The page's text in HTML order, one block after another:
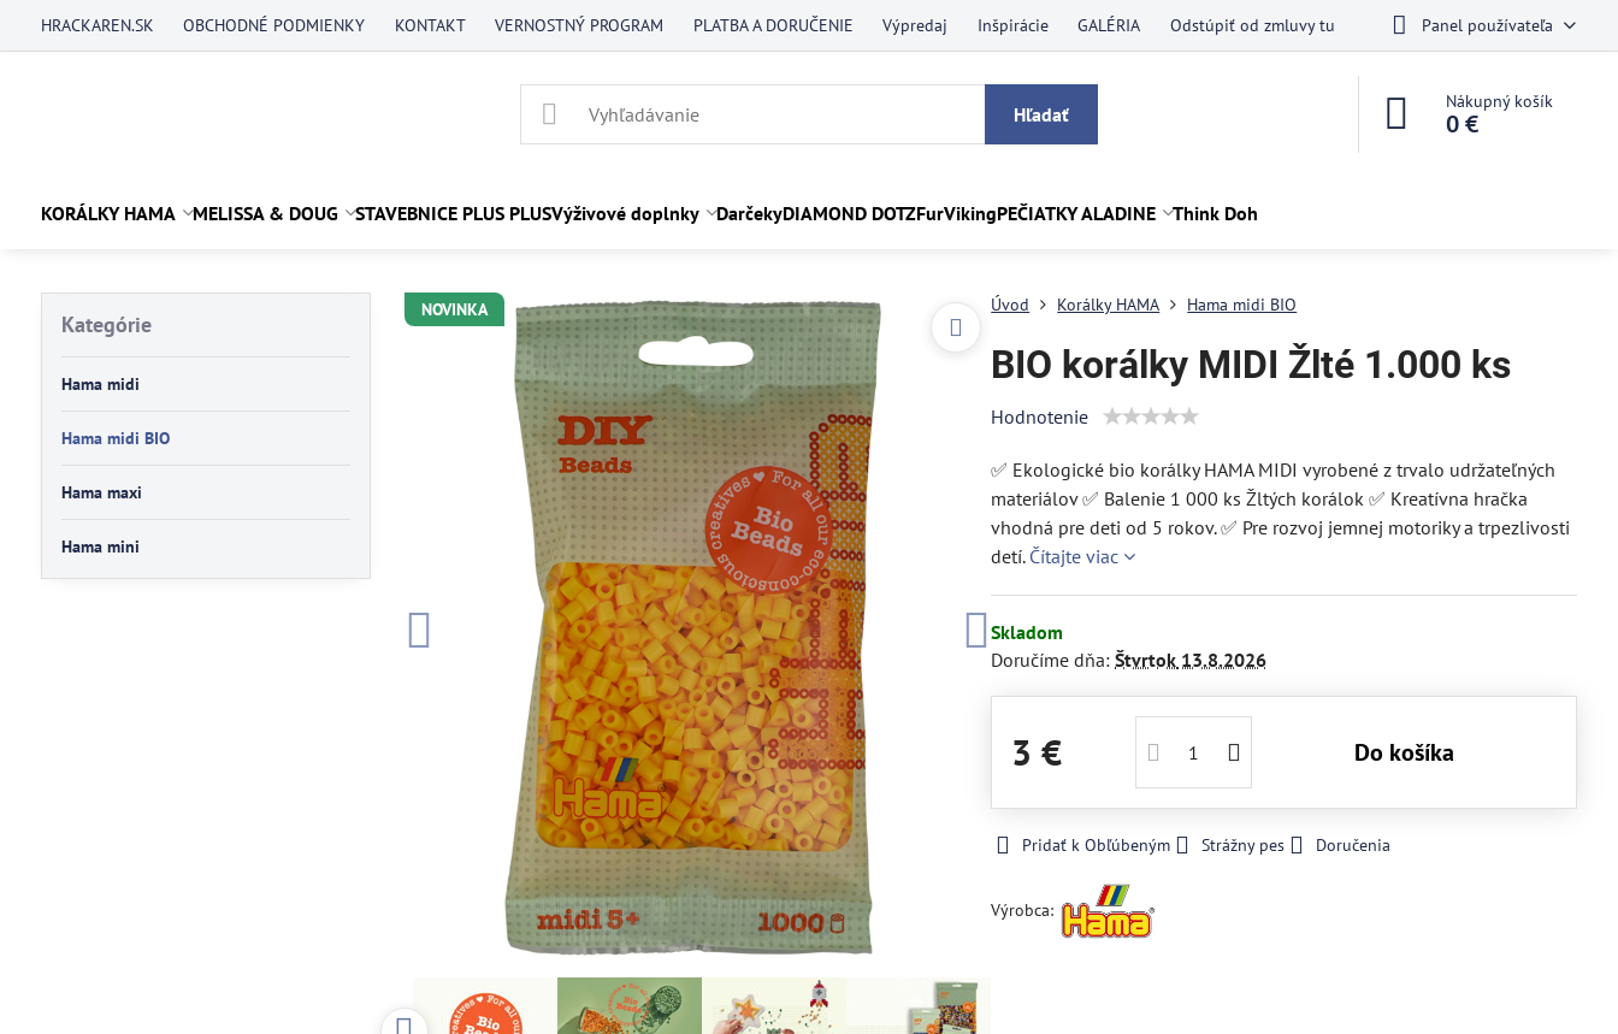
HRACKAREN.SK OBCHODNÉ PODMIENKY KONTAKT VERNOSTNÝ PROGRAM PLATBA A DORUČENIE Výpredaj Inšpirácie GALÉRIA Odstúpiť od zmluvy tu Panel používateľa
Hľadať
Nákupný košík
0 €
KORÁLKY HAMA MELISSA & DOUG STAVEBNICE PLUS PLUSVýživové doplnky DarčekyDIAMOND DOTZFurVikingPEČIATKY ALADINE Think Doh
NOVINKA Úvod Korálky HAMA Hama midi BIO
BIO korálky MIDI Žlté 1.000 ks
Hodnotenie
✅ Ekologické bio korálky HAMA MIDI vyrobené z trvalo udržateľných
materiálov ✅ Balenie 1 000 ks Žltých korálok ✅ Kreatívna hračka
vhodná pre deti od 5 rokov. ✅ Pre rozvoj jemnej motoriky a trpezlivosti
detí. Čítajte viac
Skladom
Doručíme dňa:Štvrtok 13.8.2026
3 € Do košíka
Pridať k Obľúbeným Strážny pes Doručenia
Výrobca:
Kategórie
Hama midi
Hama midi BIO
Hama maxi
Hama mini